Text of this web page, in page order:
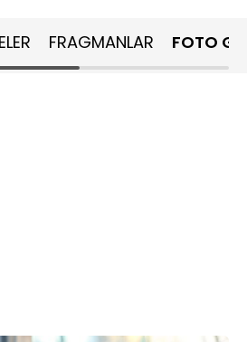
FRAGMANLAR FOTO